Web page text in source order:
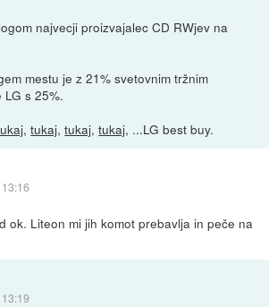
najvecji proizvajalec CD RWjev na
mestu je z 21% svetovnim tržnim
LG s 25%.
,tukaj,tukaj,tukaj, ...LG best buy.
ok. Liteon mi jih komot prebavlja in peče na